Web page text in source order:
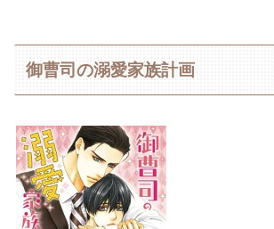
御曹司の溺愛家族計画